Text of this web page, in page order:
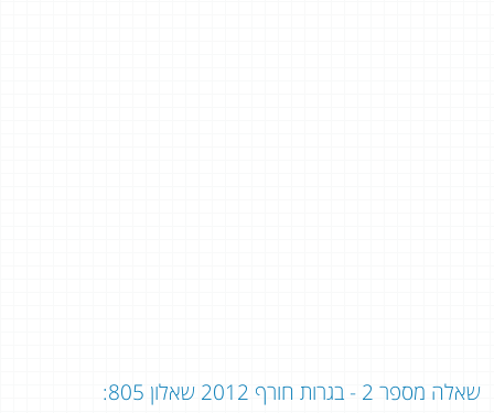
שאלה מספר 2 - בגרות חורף 2012 שאלון 805: